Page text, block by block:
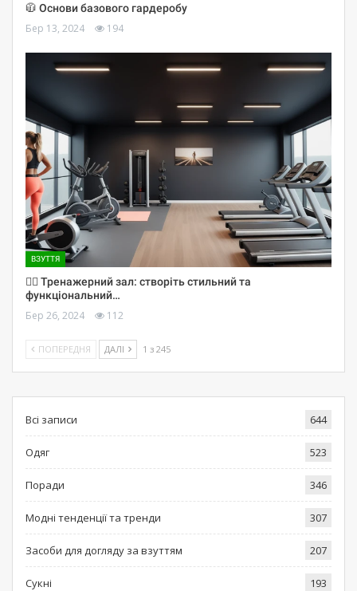
🧥 Основи базового гардеробу
Бер 13, 2024 194
ВЗУТТЯ
🏋️‍♀️ Тренажерний зал: створіть стильний та
функціональний…
Бер 26, 2024 112
ПОПЕРЕДНЯ ДАЛІ 1 з 245
Всі записи 644
Одяг 523
Поради 346
Модні тенденції та тренди 307
Засоби для догляду за взуттям 207
Сукні 193